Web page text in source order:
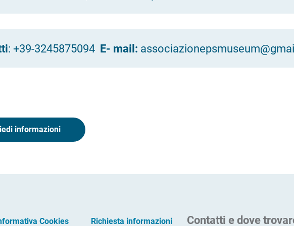
: +39-3245875094 E- mail:
informazioni
Cookies Richiesta informazioni Contatti e dove